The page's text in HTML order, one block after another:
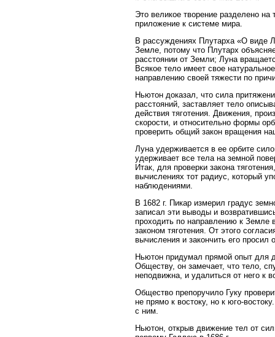
Это великое творение разделено
приложение к системе мира.
В рассуждениях Плутарха «О виде
Земле, потому что Плутарх
расстоянии от Земли; Луна
Всякое тело имеет свое
направлению своей тяжести по
Ньютон доказал, что сила
расстояний, заставляет тело
действия тяготения. Движения,
скорости, и относительно формы
проверить общий закон вращения
Луна удерживается в ее орбите
удерживает все тела на земной
Итак, для проверки закона
вычислениях тот радиус, который
наблюдениями.
В 1682 г. Пикар измерил градус
записал эти выводы и
проходить по направлению к Земле
законом тяготения. От этого
вычисления и закончить его просил
Ньютон придумал прямой опыт для
Обществу, он замечает, что тело,
неподвижна, и удалиться от него к
Общество препоручило Гуку
не прямо к востоку, но к юго-
с ним.
Ньютон, открыв движение тел от